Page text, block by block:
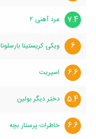
7.4 مرد آهنی ۲
6 ویکی کریستینا بارسلونا
6.6 اسپریت
5.4 دختر دیگر بولین
6.6 خاطرات پرستار بچه